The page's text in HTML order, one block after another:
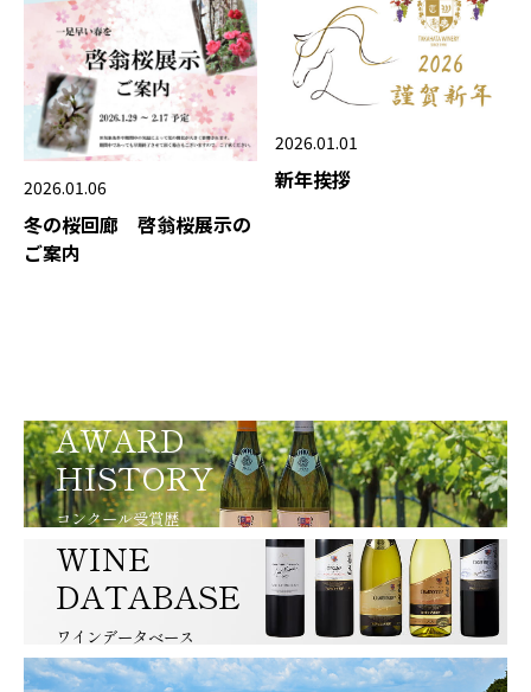
2026.01.06
冬の桜回廊 啓翁桜展示の
ご案内
2026.01.01
新年挨拶
AWARD
HISTORY
コンクール受賞歴
WINE
DATABASE
ワインデータベース